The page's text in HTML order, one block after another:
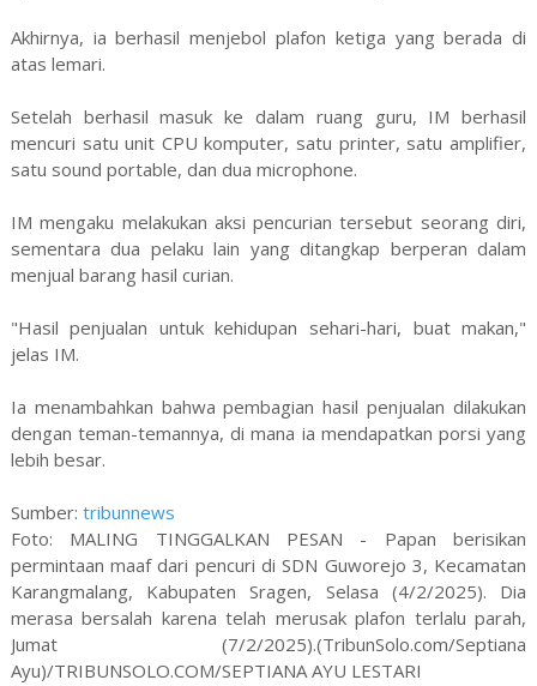
Akhirnya, ia berhasil menjebol plafon ketiga yang berada di
atas lemari.
Setelah berhasil masuk ke dalam ruang guru, IM berhasil
mencuri satu unit CPU komputer, satu printer, satu amplifier,
satu sound portable, dan dua microphone.
IM mengaku melakukan aksi pencurian tersebut seorang diri,
sementara dua pelaku lain yang ditangkap berperan dalam
menjual barang hasil curian.
"Hasil penjualan untuk kehidupan sehari-hari, buat makan,"
jelas IM.
Ia menambahkan bahwa pembagian hasil penjualan dilakukan
dengan teman-temannya, di mana ia mendapatkan porsi yang
lebih besar.
Sumber: tribunnews
Foto: MALING TINGGALKAN PESAN - Papan berisikan
permintaan maaf dari pencuri di SDN Guworejo 3, Kecamatan
Karangmalang, Kabupaten Sragen, Selasa (4/2/2025). Dia
merasa bersalah karena telah merusak plafon terlalu parah,
Jumat (7/2/2025).(TribunSolo.com/Septiana
Ayu)/TRIBUNSOLO.COM/SEPTIANA AYU LESTARI